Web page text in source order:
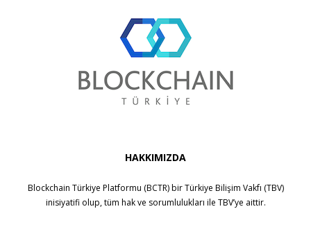
HAKKIMIZDA
Blockchain Türkiye Platformu (BCTR) birTürkiye Bilişim Vakfı (TBV)
inisiyatifi olup, tüm hak ve sorumlulukları ile TBV’ye aittir.